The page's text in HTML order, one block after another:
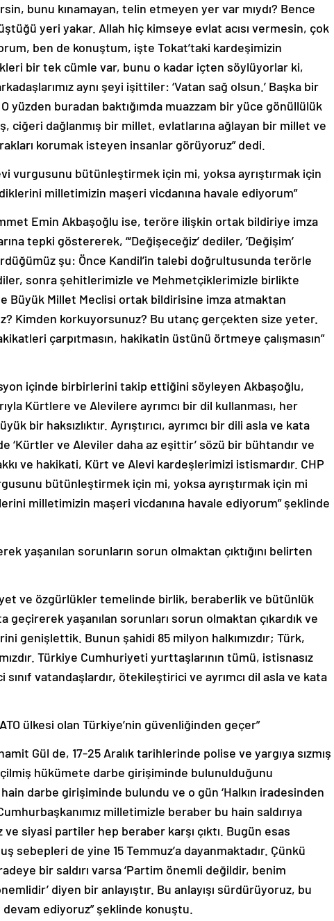
bunu kınamayan, telin etmeyen yer var mıydı? Bence
yeri yakar. Allah hiç kimseye evlat acısı vermesin, çok
ben de konuştum, işte Tokat’taki kardeşimizin
bir tek cümle var, bunu o kadar içten söylüyorlar ki,
aynı şeyi işittiler: ‘Vatan sağ olsun.’ Başka bir
yüzden buradan baktığımda muazzam bir yüce gönüllülük
ciğeri dağlanmış bir millet, evlatlarına ağlayan bir millet ve
korumak isteyen insanlar görüyoruz” dedi.
vurgusunu bütünleştirmek için mi, yoksa ayrıştırmak için
milletimizin maşeri vicdanına havale ediyorum”
Emin Akbaşoğlu ise, teröre ilişkin ortak bildiriye imza
tepki göstererek, “‘Değişeceğiz’ dediler, ‘Değişim’
şu: Önce Kandil’in talebi doğrultusunda terörle
sonra şehitlerimizle ve Mehmetçiklerimizle birlikte
Büyük Millet Meclisi ortak bildirisine imza atmaktan
Kimden korkuyorsunuz? Bu utanç gerçekten size yeter.
çarpıtmasın, hakikatin üstünü örtmeye çalışmasın”
içinde birbirlerini takip ettiğini söyleyen Akbaşoğlu,
Kürtlere ve Alevilere ayrımcı bir dil kullanması, her
bir haksızlıktır. Ayrıştırıcı, ayrımcı bir dili asla ve kata
‘Kürtler ve Aleviler daha az eşittir’ sözü bir bühtandır ve
ve hakikati, Kürt ve Alevi kardeşlerimizi istismardır. CHP
bütünleştirmek için mi, yoksa ayrıştırmak için mi
milletimizin maşeri vicdanına havale ediyorum” şeklinde
yaşanılan sorunların sorun olmaktan çıktığını belirten
ve özgürlükler temelinde birlik, beraberlik ve bütünlük
yaşanılan sorunları sorun olmaktan çıkardık ve
genişlettik. Bunun şahidi 85 milyon halkımızdır; Türk,
Türkiye Cumhuriyeti yurttaşlarının tümü, istisnasız
vatandaşlardır, ötekileştirici ve ayrımcı dil asla ve kata
ülkesi olan Türkiye’nin güvenliğinden geçer”
Gül de, 17-25 Aralık tarihlerinde polise ve yargıya sızmış
hükümete darbe girişiminde bulunulduğunu
hain darbe girişiminde bulundu ve o gün ‘Halkın iradesinden
milletimizle beraber bu hain saldırıya
ve siyasi partiler hep beraber karşı çıktı. Bugün esas
sebepleri de yine 15 Temmuz’a dayanmaktadır. Çünkü
bir saldırı varsa ‘Partim önemli değildir, benim
diyen bir anlayıştır. Bu anlayışı sürdürüyoruz, bu
ediyoruz” şeklinde konuştu.